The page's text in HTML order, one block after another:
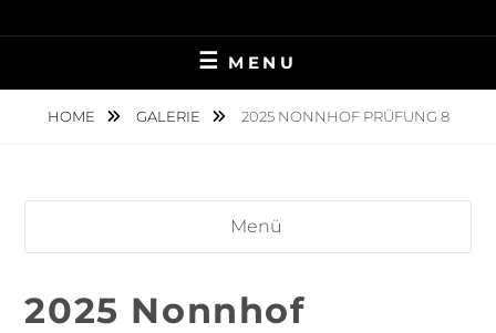
to
NINA MÜNCH
FOTOGRAFIE
MENU
HOME GALERIE 2025 NONNHOF PRÜFUNG 8
Menü
2025 Nonnhof